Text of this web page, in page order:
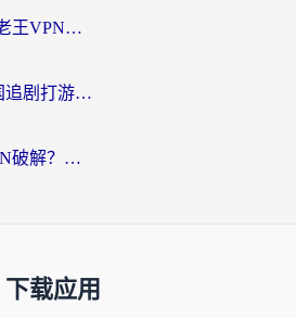
云极VPN好用吗？和老王VPN对比哪个回国效果更好？海外党必看的真实体验指南
用T-Mobile iPhone回国追剧打游戏，我差点把手机砸了
海外党必看：回国VPN破解？别踩坑！3步选对加速器无缝刷国内资源
下载应用